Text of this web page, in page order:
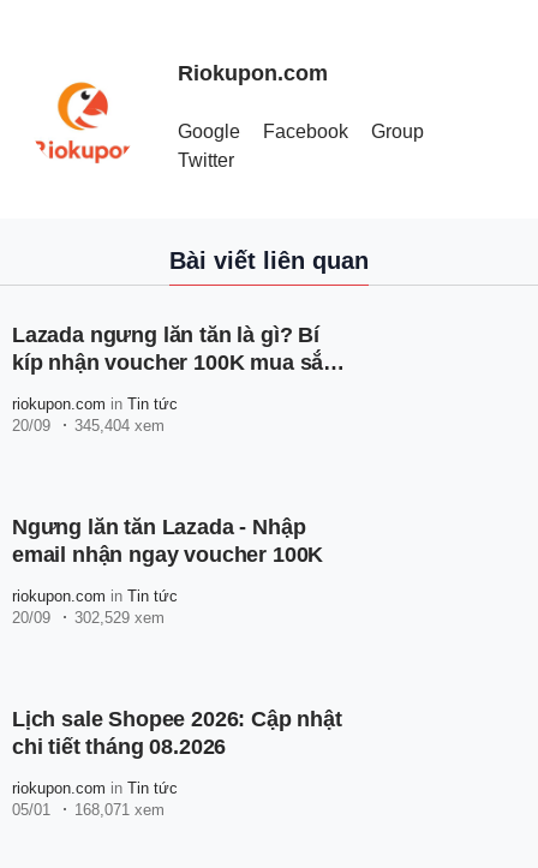
Riokupon.com
Google Facebook
Group
Twitter
Bài viết liên quan
Lazada ngưng lăn tăn là gì? Bí
kíp nhận voucher 100K mua sắm
riokupon.com in Tin tức
20/09
345,404 xem
Ngưng lăn tăn Lazada - Nhập
email nhận ngay voucher 100K
riokupon.com in Tin tức
20/09
302,529 xem
Lịch sale Shopee 2026: Cập nhật
chi tiết tháng 08.2026
riokupon.com in Tin tức
05/01
168,071 xem